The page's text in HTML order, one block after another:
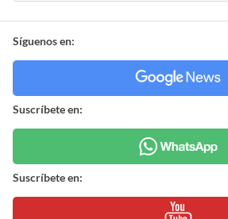
Síguenos en:
Suscríbete en:
Suscríbete en: